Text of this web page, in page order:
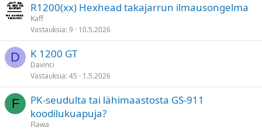
R1200(xx) Hexhead takajarrun ilmausongelma
Kaff
Vastauksia 9 10.5.2026
D K 1200 GT
Davinci
Vastauksia 45 1.5.2026
F
PK-seudulta tai lähimaastosta GS-911
koodilukuapuja?
Flawa